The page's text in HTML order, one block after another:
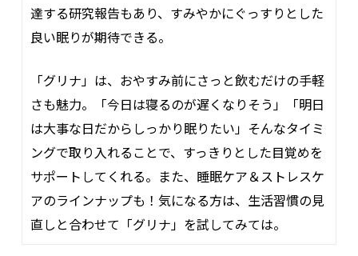
達する研究報告もあり、すみやかにぐっすりとした
良い眠りが期待できる。
「グリナ」は、おやすみ前にさっと飲むだけの手軽
さも魅力。「今日は寝るのが遅くなりそう」「明日
は大事な日だからしっかり眠りたい」そんなタイミ
ングで取り入れることで、すっきりとした目覚めを
サポートしてくれる。また、睡眠ケア＆ストレスケ
アのラインナップも！気になる方は、生活習慣の見
直しと合わせて「グリナ」を試してみては。